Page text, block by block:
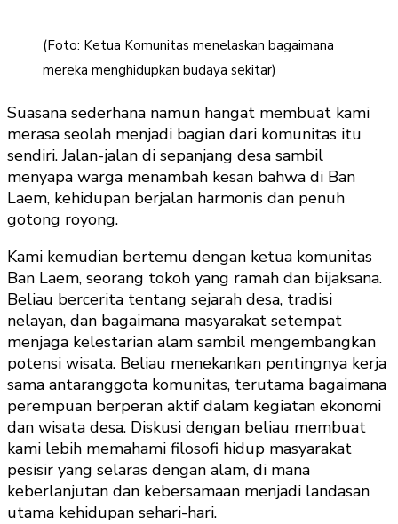
(Foto: Ketua Komunitas menelaskan bagaimana
mereka menghidupkan budaya sekitar)
Suasana sederhana namun hangat membuat kami
merasa seolah menjadi bagian dari komunitas itu
sendiri. Jalan-jalan di sepanjang desa sambil
menyapa warga menambah kesan bahwa di Ban
Laem, kehidupan berjalan harmonis dan penuh
gotong royong.
Kami kemudian bertemu dengan ketua komunitas
Ban Laem, seorang tokoh yang ramah dan bijaksana.
Beliau bercerita tentang sejarah desa, tradisi
nelayan, dan bagaimana masyarakat setempat
menjaga kelestarian alam sambil mengembangkan
potensi wisata. Beliau menekankan pentingnya kerja
sama antaranggota komunitas, terutama bagaimana
perempuan berperan aktif dalam kegiatan ekonomi
dan wisata desa. Diskusi dengan beliau membuat
kami lebih memahami filosofi hidup masyarakat
pesisir yang selaras dengan alam, di mana
keberlanjutan dan kebersamaan menjadi landasan
utama kehidupan sehari-hari.